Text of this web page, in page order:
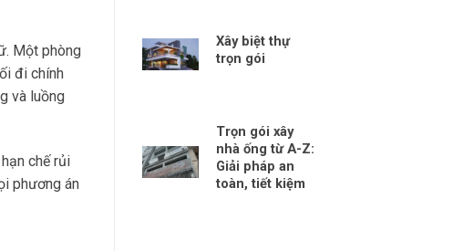
Một phòng
đi chính
và luồng
chế rủi
phương án
Xây biệt thự
trọn gói
Trọn gói xây
nhà ống từ A-Z:
Giải pháp an
toàn, tiết kiệm